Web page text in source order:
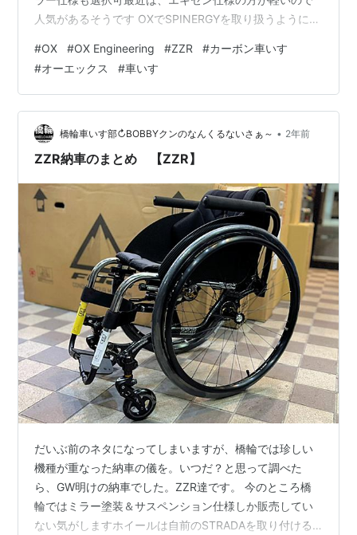
人気があるそうです OXでSPINERGYを取り扱うようにな
で初めて見ましたこのハブシャフトは新型？（知らな
い）格好よいですね！ ZZRの詳細は以前紹介したコチラ
をご覧になってください。ZZRの現車を見たい＆乗りた
い方はご来店ください！
#OX #OX Engineering #ZZR #カーボン車いす
#オーエックス #車いす
橋輪車いす部↻BOBBYクンのなんくるないさぁ～ • 2年前
ZZR納車のまとめ 【ZZR】
だいぶ前のネタになってしまいますが、橋輪では珍しい
機種が重なった納車の儀を。いつだ？と思って調べた
ら、GW明けの納車でした。ZZR達です。 今のところ橋
輪ではミラー塗装＆サスペンション仕様しか販売してい
ない気がしますホイールは自前のSTRADAを取り付ける